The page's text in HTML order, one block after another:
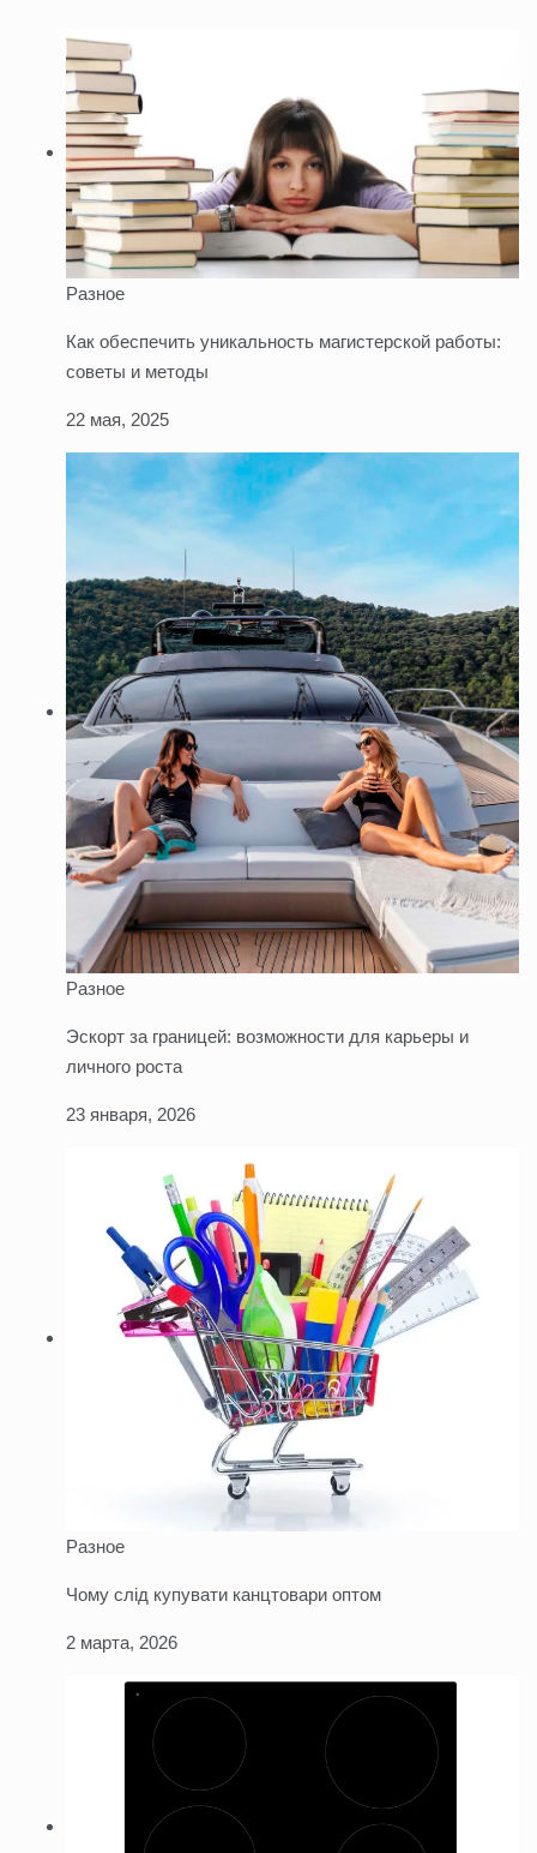
Разное
Как обеспечить уникальность магистерской работы:
советы и методы
22 мая, 2025
Разное
Эскорт за границей: возможности для карьеры и
личного роста
23 января, 2026
Разное
Чому слід купувати канцтовари оптом
2 марта, 2026